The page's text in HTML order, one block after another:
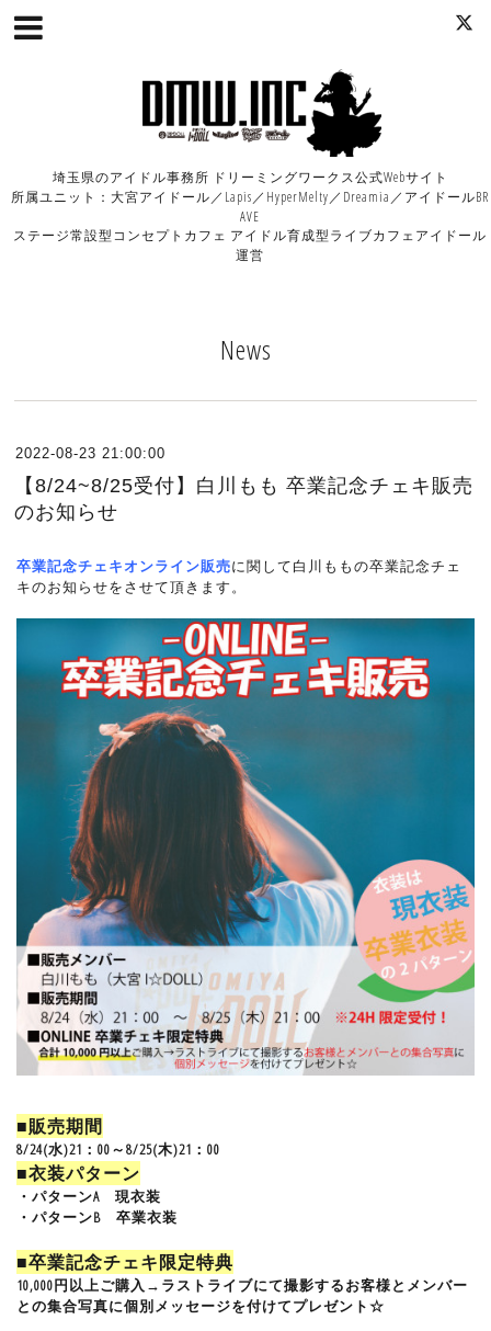
埼玉県のアイドル事務所 ドリーミングワークス公式Webサイト
所属ユニット：大宮アイドール／Lapis／HyperMelty／Dreamia／アイドールBR
AVE
ステージ常設型コンセプトカフェ アイドル育成型ライブカフェアイドール
運営
News
2022-08-23 21:00:00
【8/24~8/25受付】白川もも 卒業記念チェキ販売
のお知らせ
卒業記念チェキオンライン販売に関して白川ももの卒業記念チェ
キのお知らせをさせて頂きます。
■販売期間
8/24(水)21：00～8/25(木)21：00
■衣装パターン
・パターンA 現衣装
・パターンB 卒業衣装
■卒業記念チェキ限定特典
10,000円以上ご購入→ラストライブにて撮影するお客様とメンバー
との集合写真に個別メッセージを付けてプレゼント☆